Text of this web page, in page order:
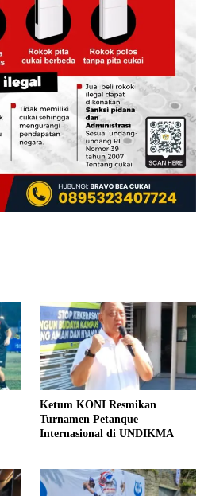
Ketum KONI Resmikan
Turnamen Petanque
Internasional di UNDIKMA